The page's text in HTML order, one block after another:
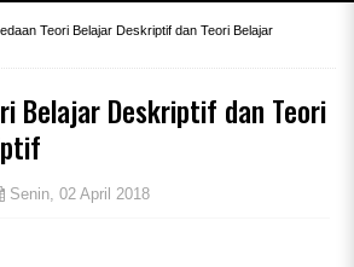
Teori Belajar Deskriptif dan Teori Belajar
Belajar Deskriptif dan Teori
Senin, 02 April 2018